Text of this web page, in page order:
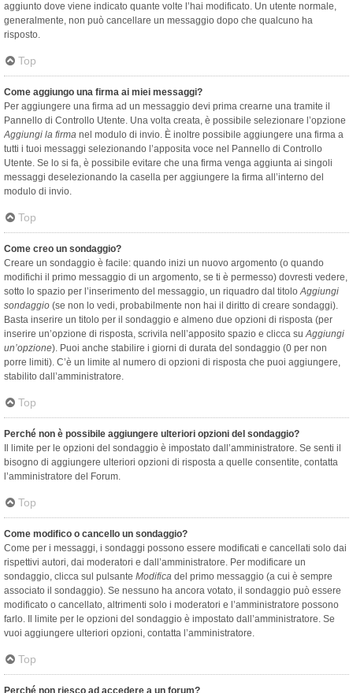
aggiunto dove viene indicato quante volte l’hai modificato. Un utente normale,
generalmente, non può cancellare un messaggio dopo che qualcuno ha
risposto.
Top
Come aggiungo una firma ai miei messaggi?
Per aggiungere una firma ad un messaggio devi prima crearne una tramite il
Pannello di Controllo Utente. Una volta creata, è possibile selezionare l’opzione
Aggiungi la firma nel modulo di invio. È inoltre possibile aggiungere una firma a
tutti i tuoi messaggi selezionando l’apposita voce nel Pannello di Controllo
Utente. Se lo si fa, è possibile evitare che una firma venga aggiunta ai singoli
messaggi deselezionando la casella per aggiungere la firma all’interno del
modulo di invio.
Top
Come creo un sondaggio?
Creare un sondaggio è facile: quando inizi un nuovo argomento (o quando
modifichi il primo messaggio di un argomento, se ti è permesso) dovresti vedere,
sotto lo spazio per l’inserimento del messaggio, un riquadro dal titoloAggiungi
sondaggio (se non lo vedi, probabilmente non hai il diritto di creare sondaggi).
Basta inserire un titolo per il sondaggio e almeno due opzioni di risposta (per
inserire un’opzione di risposta, scrivila nell’apposito spazio e clicca suAggiungi
un’opzione). Puoi anche stabilire i giorni di durata del sondaggio (0 per non
porre limiti). C’è un limite al numero di opzioni di risposta che puoi aggiungere,
stabilito dall’amministratore.
Top
Perché non è possibile aggiungere ulteriori opzioni del sondaggio?
Il limite per le opzioni del sondaggio è impostato dall’amministratore. Se senti il
bisogno di aggiungere ulteriori opzioni di risposta a quelle consentite, contatta
l’amministratore del Forum.
Top
Come modifico o cancello un sondaggio?
Come per i messaggi, i sondaggi possono essere modificati e cancellati solo dai
rispettivi autori, dai moderatori e dall’amministratore. Per modificare un
sondaggio, clicca sul pulsante Modifica del primo messaggio (a cui è sempre
associato il sondaggio). Se nessuno ha ancora votato, il sondaggio può essere
modificato o cancellato, altrimenti solo i moderatori e l’amministratore possono
farlo. Il limite per le opzioni del sondaggio è impostato dall’amministratore. Se
vuoi aggiungere ulteriori opzioni, contatta l’amministratore.
Top
Perché non riesco ad accedere a un forum?